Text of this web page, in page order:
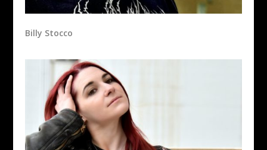
Billy Stocco